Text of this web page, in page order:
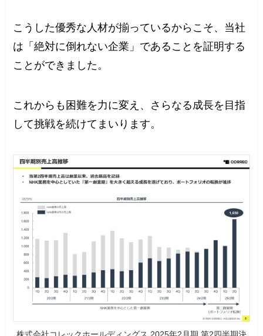
こうした優秀な人材が揃っているからこそ、当社
は「絶対に倒れない企業」であることを証明する
ことができました。
これからも困難を力に変え、さらなる成長を目指
して挑戦を続けてまいります。
株式会社コレックホールディングス 2025年2月期 第2四半期決